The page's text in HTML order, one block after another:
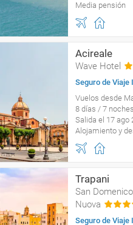
Media pensión
Acireale
Wave Hotel
Seguro de Viaje
Vuelos desde
8 días / 7 noches
Salida el 17 ago
Alojamiento y
Trapani
San
Nuova
Seguro de Viaje